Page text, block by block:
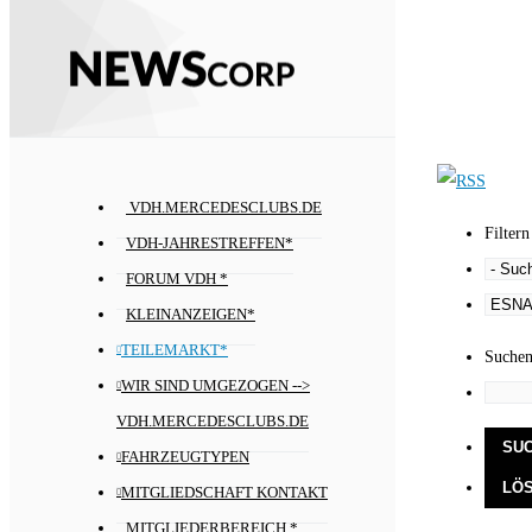
VDH.MERCEDESCLUBS.DE
VDH-JAHRESTREFFEN*
FORUM VDH *
KLEINANZEIGEN*
TEILEMARKT*
WIR SIND UMGEZOGEN -->
VDH.MERCEDESCLUBS.DE
FAHRZEUGTYPEN
MITGLIEDSCHAFT KONTAKT
MITGLIEDERBEREICH *
Filtern
Suchen